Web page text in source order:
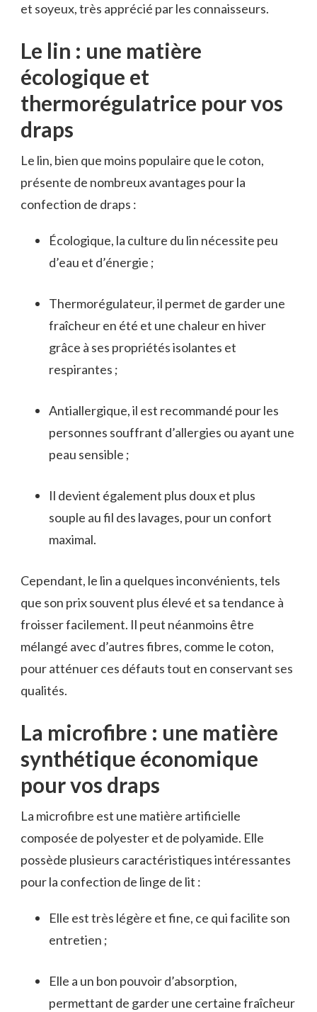
et soyeux, très apprécié par les connaisseurs.
Le lin : une matière
écologique et
thermorégulatrice pour vos
draps
Le lin, bien que moins populaire que le coton,
présente de nombreux avantages pour la
confection de draps :
Écologique, la culture du lin nécessite peu
d’eau et d’énergie ;
Thermorégulateur, il permet de garder une
fraîcheur en été et une chaleur en hiver
grâce à ses propriétés isolantes et
respirantes ;
Antiallergique, il est recommandé pour les
personnes souffrant d’allergies ou ayant une
peau sensible ;
Il devient également plus doux et plus
souple au fil des lavages, pour un confort
maximal.
Cependant, le lin a quelques inconvénients, tels
que son prix souvent plus élevé et sa tendance à
froisser facilement. Il peut néanmoins être
mélangé avec d’autres fibres, comme le coton,
pour atténuer ces défauts tout en conservant ses
qualités.
La microfibre : une matière
synthétique économique
pour vos draps
La microfibre est une matière artificielle
composée de polyester et de polyamide. Elle
possède plusieurs caractéristiques intéressantes
pour la confection de linge de lit :
Elle est très légère et fine, ce qui facilite son
entretien ;
Elle a un bon pouvoir d’absorption,
permettant de garder une certaine fraîcheur